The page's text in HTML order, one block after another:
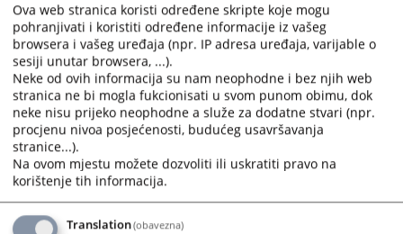
Zapamti me
Prijava
Zaboravili ste lozinku?
Želite postati član?
Ova web stranica koristi određene skripte koje mogu
pohranjivati i koristiti određene informacije iz vašeg
browsera i vašeg uređaja (npr. IP adresa uređaja, varijable o
sesiji unutar browsera, ...).
Neke od ovih informacija su nam neophodne i bez njih web
stranica ne bi mogla fukcionisati u svom punom obimu, dok
neke nisu prijeko neophodne a služe za dodatne stvari (npr.
procjenu nivoa posjećenosti, budućeg usavršavanja
stranice...).
Na ovom mjestu možete dozvoliti ili uskratiti pravo na
korištenje tih informacija.
Translation(obavezna)